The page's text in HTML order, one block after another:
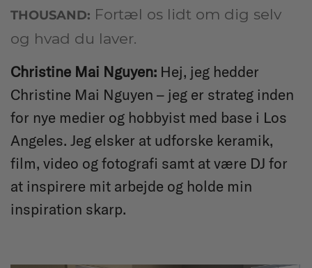
THOUSAND: Fortæl os lidt om dig selv
og hvad du laver.
Christine Mai Nguyen: Hej, jeg hedder
Christine Mai Nguyen – jeg er strateg inden
for nye medier og hobbyist med base i Los
Angeles. Jeg elsker at udforske keramik,
film, video og fotografi samt at være DJ for
at inspirere mit arbejde og holde min
inspiration skarp.